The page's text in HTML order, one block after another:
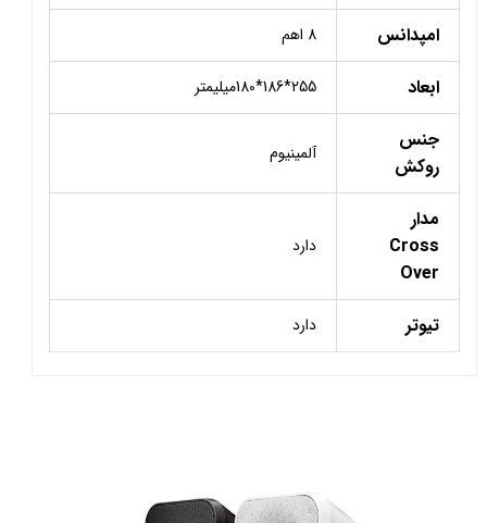
امپدانس 8 اهم
ابعاد 255*186*180میلیمتر
جنس
روکش
آلمینیوم
مدار
Cross
Over
دارد
تیوتر دارد